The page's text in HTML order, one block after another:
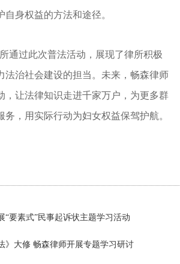
自身权益的方法和途径。
通过此次普法活动，展现了律所积极
法治社会建设的担当。未来，畅森律师
，让法律知识走进千家万户，为更多群
务，用实际行动为妇女权益保驾护航。
“要素式”民事起诉状主题学习活动
》大修 畅森律师开展专题学习研讨